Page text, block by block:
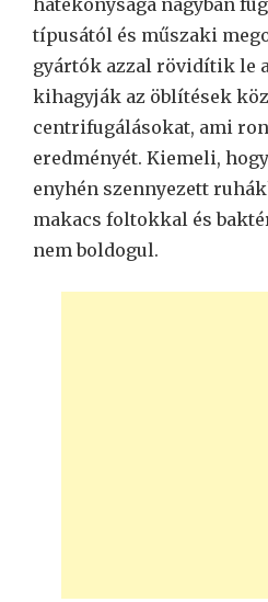
típusától és műszaki
gyártók azzal rövidítik le
kihagyják az öblítések
centrifugálásokat, ami
eredményét. Kiemeli,
enyhén szennyezett
makacs foltokkal és
nem boldogul.